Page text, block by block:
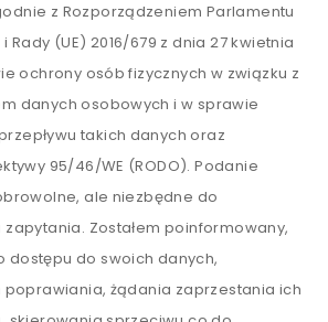
z Rozporządzeniem Parlamentu
Rady (UE) 2016/679 z dnia 27 kwietnia
ochrony osób fizycznych w związku z
danych osobowych i w sprawie
takich danych oraz
95/46/WE (RODO). Podanie
ale niezbędne do
Zostałem poinformowany,
dostępu do swoich danych,
poprawiania, żądania zaprzestania ich